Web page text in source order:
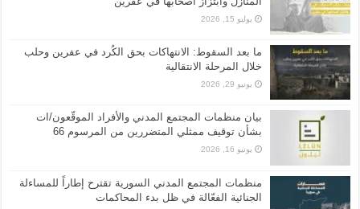
يوليو 15, 2026
ما بعد السقوط: الانتهاكات بحق الكُرد في عفرين وحلب
خلال المرحلة الانتقالية
يونيو 29, 2026
بيان منظمات المجتمع المدني والأفراد الموقّعون/ات
بشأن توقيف ممثلي المتضررين من المرسوم 66
يونيو 16, 2026
منظمات المجتمع المدني السورية تقترح إطاراً للمساءلة
الجنائية الفعّالة في ظل بدء المحاكمات